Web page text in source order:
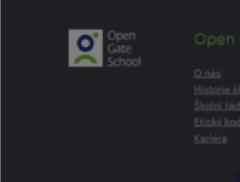
Open
O nás
Historie
Školní řád
Etický
Kariéra